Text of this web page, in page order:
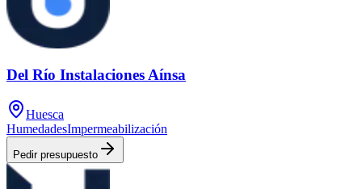
Del Río Instalaciones Aínsa
Huesca
HumedadesImpermeabilización
Pedir presupuesto